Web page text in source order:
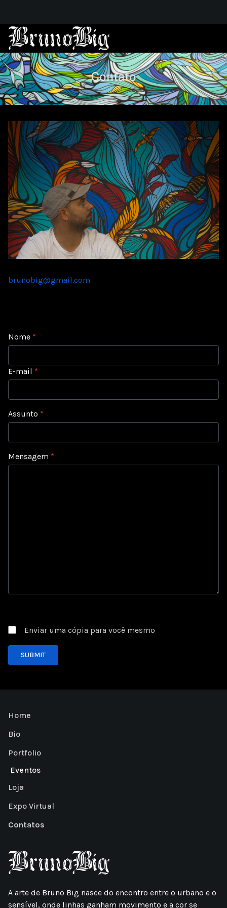
Contato
brunobig@gmail.com
Nome *
E-mail *
Assunto *
Mensagem *
Enviar uma cópia para você mesmo
SUBMIT
Home
Bio
Portfolio
Eventos
Loja
Expo Virtual
Contatos
A arte de Bruno Big nasce do encontro entre o urbano e o
sensível, onde linhas ganham movimento e a cor se